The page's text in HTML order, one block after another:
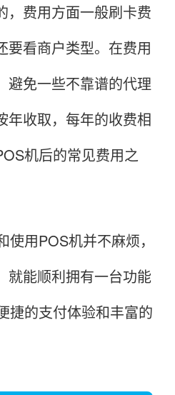
，费用方面一般刷卡费
要看商户类型。在费用
避免一些不靠谱的代理
年收取，每年的收费相
机后的常见费用之
使用POS机并不麻烦，
就能顺利拥有一台功能
捷的支付体验和丰富的